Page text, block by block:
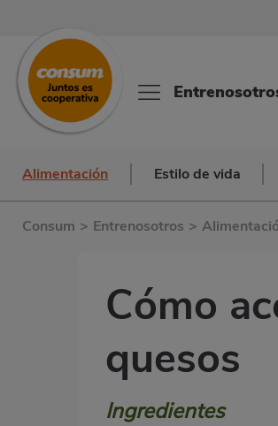
Alimentación Estilo de vida
Consum > Entrenosotros >
Cómo
quesos
Subtítulo
Ingredientes